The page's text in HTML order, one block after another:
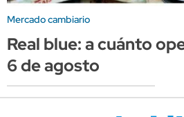
Mercado cambiario
Real blue: a cuánto
6 de agosto